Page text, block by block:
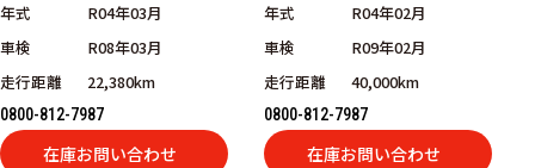
年式
R04年03月
車検
R08年03月
走行距離
22,380km
0800-812-7987
在庫お問い合わせ
年式
R04年02月
車検
R09年02月
走行距離
40,000km
0800-812-7987
在庫お問い合わせ